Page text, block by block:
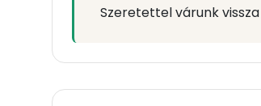
Szeretettel várunk